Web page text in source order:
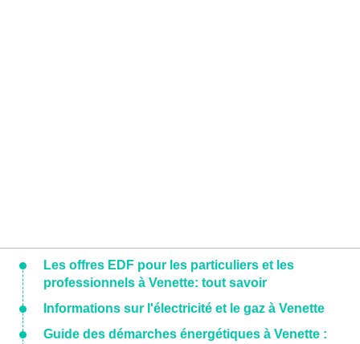
Les offres EDF pour les particuliers et les
professionnels à Venette: tout savoir
Informations sur l'électricité et le gaz à Venette
Guide des démarches énergétiques à Venette :